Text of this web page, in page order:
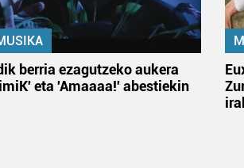
berria ezagutzeko aukera
eta 'Amaaaa!' abestiekin